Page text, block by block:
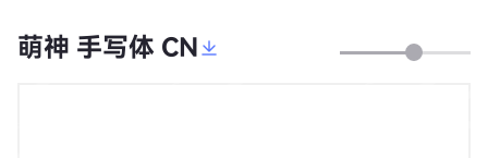
萌神 手写体 CN